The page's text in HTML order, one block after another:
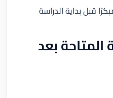
قبل بداية الدراسة
بعد